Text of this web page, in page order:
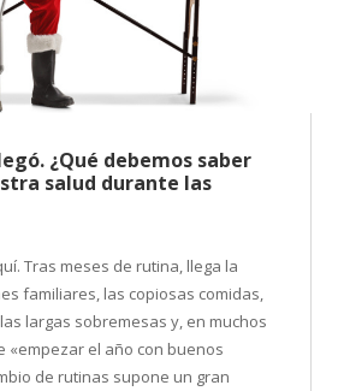
¿Qué debemos saber
salud durante las
Tras meses de rutina, llega la
familiares, las copiosas comidas,
largas sobremesas y, en muchos
«empezar el año con buenos
de rutinas supone un gran